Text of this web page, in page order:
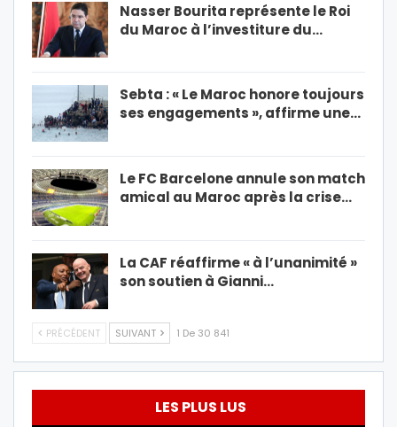
Nasser Bourita représente le Roi
du Maroc à l’investiture du…
Sebta : « Le Maroc honore toujours
ses engagements », affirme une…
Le FC Barcelone annule son match
amical au Maroc après la crise…
La CAF réaffirme « à l’unanimité »
son soutien à Gianni…
PRÉCÉDENT SUIVANT 1 De 30 841
LES PLUS LUS